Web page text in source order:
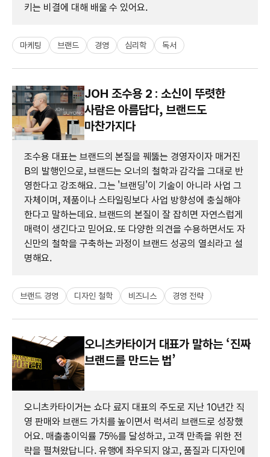
키는 비결에 대해 배울 수 있어요.
마케팅 브랜드 경영 심리학 독서
JOH 조수용 2 : 소신이 뚜렷한
사람은 아름답다, 브랜드도
마찬가지다
조수용 대표는 브랜드의 본질을 꿰뚫는 경영자이자 매거진
B의 발행인으로, 브랜드는 오너의 철학과 감각을 그대로 반
영한다고 강조해요. 그는 '브랜딩'이 기술이 아니라 사업 그
자체이며, 제품이나 스타일링보다 사업 방향성에 충실해야
한다고 말하는데요. 브랜드의 본질이 잘 잡히면 자연스럽게
매력이 생긴다고 믿어요. 또 다양한 의견을 수용하면서도 자
신만의 철학을 구축하는 과정이 브랜드 성공의 열쇠라고 설
명해요.
브랜드 경영 디자인 철학 비즈니스 경영 전략
오니츠카타이거 대표가 말하는 ‘진짜
브랜드를 만드는 법’
오니츠카타이거는 쇼다 료지 대표의 주도로 지난 10년간 직
영 판매와 브랜드 가치를 높이면서 럭셔리 브랜드로 성장했
어요. 매출총이익률 75%를 달성하고, 고객 만족을 위한 전
략을 펼쳐왔답니다. 유행에 좌우되지 않고, 품질과 디자인에